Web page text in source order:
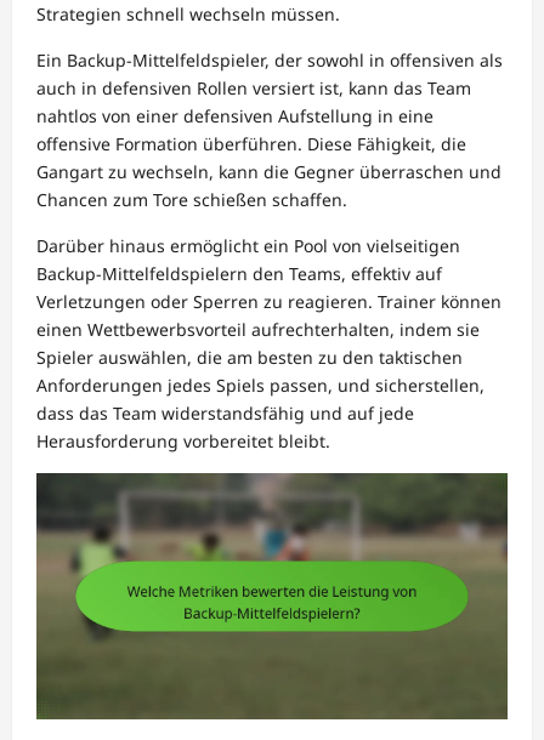
Strategien schnell wechseln müssen.
Ein Backup-Mittelfeldspieler, der sowohl in offensiven als
auch in defensiven Rollen versiert ist, kann das Team
nahtlos von einer defensiven Aufstellung in eine
offensive Formation überführen. Diese Fähigkeit, die
Gangart zu wechseln, kann die Gegner überraschen und
Chancen zum Tore schießen schaffen.
Darüber hinaus ermöglicht ein Pool von vielseitigen
Backup-Mittelfeldspielern den Teams, effektiv auf
Verletzungen oder Sperren zu reagieren. Trainer können
einen Wettbewerbsvorteil aufrechterhalten, indem sie
Spieler auswählen, die am besten zu den taktischen
Anforderungen jedes Spiels passen, und sicherstellen,
dass das Team widerstandsfähig und auf jede
Herausforderung vorbereitet bleibt.